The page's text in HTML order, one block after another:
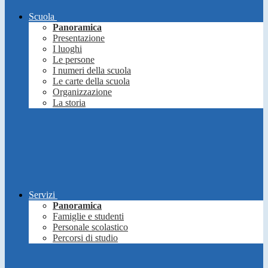
Scuola
Panoramica
Presentazione
I luoghi
Le persone
I numeri della scuola
Le carte della scuola
Organizzazione
La storia
Servizi
Panoramica
Famiglie e studenti
Personale scolastico
Percorsi di studio